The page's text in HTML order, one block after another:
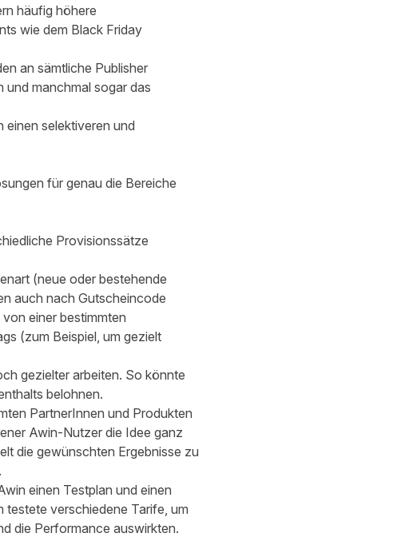
häufig höhere
wie dem Black Friday
an sämtliche Publisher
und manchmal sogar das
selektiveren und
für genau die Bereiche
Provisionssätze
(neue oder bestehende
auch nach Gutscheincode
einer bestimmten
(zum Beispiel, um gezielt
gezielter arbeiten. So könnte
belohnen.
PartnerInnen und Produkten
Awin-Nutzer die Idee ganz
die gewünschten Ergebnisse zu
einen Testplan und einen
testete verschiedene Tarife, um
die Performance auswirkten.